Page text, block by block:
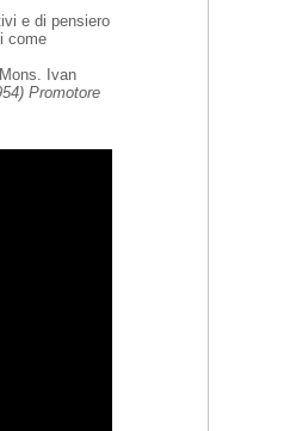
e di pensiero
come
Ivan
Promotore